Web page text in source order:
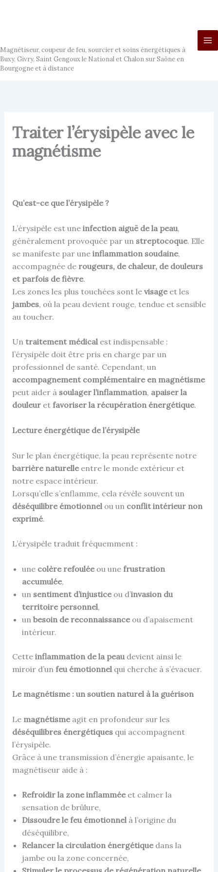
Magnétiseur, coupeur de feu, sourcier et soins énergétiques à
Buxy, Givry, Saint Gengoux le National et Chalon sur Saône en
Bourgogne et à distance
Traiter l’érysipèle avec le
magnétisme
Qu’est-ce que l’érysipèle ?
L’érysipèle est une infection aiguë de la peau,
généralement provoquée par un streptocoque. Elle
se manifeste par une inflammation soudaine,
accompagnée de rougeurs, de chaleur, de douleurs
et parfois de fièvre.
Les zones les plus touchées sont le visageet les
jambes, où la peau devient rouge, tendue et sensible
au toucher.
Un traitement médicalest indispensable :
l’érysipèle doit être pris en charge par un
professionnel de santé. Cependant, un
accompagnement complémentaire en magnétisme
peut aider à soulager l’inflammation, apaiser la
douleuret favoriser la récupération énergétique.
Lecture énergétique de l’érysipèle
Sur le plan énergétique, la peau représente notre
barrière naturelleentre le monde extérieur et
notre espace intérieur.
Lorsqu’elle s’enflamme, cela révèle souvent un
déséquilibre émotionnelou un conflit intérieur non
exprimé.
L’érysipèle traduit fréquemment :
une colère refouléeou une frustration
accumulée,
un sentiment d’injusticeou d’invasion du
territoire personnel,
un besoin de reconnaissanceou d’apaisement
intérieur.
Cette inflammation de la peaudevient ainsi le
miroir d’un feu émotionnelqui cherche à s’évacuer.
Le magnétisme : un soutien naturel à la guérison
Le magnétismeagit en profondeur sur les
déséquilibres énergétiquesqui accompagnent
l’érysipèle.
Grâce à une transmission d’énergie apaisante, le
magnétiseur aide à :
Refroidir la zone inflamméeet calmer la
sensation de brûlure,
Dissoudre le feu émotionnelà l’origine du
déséquilibre,
Relancer la circulation énergétiquedans la
jambe ou la zone concernée,